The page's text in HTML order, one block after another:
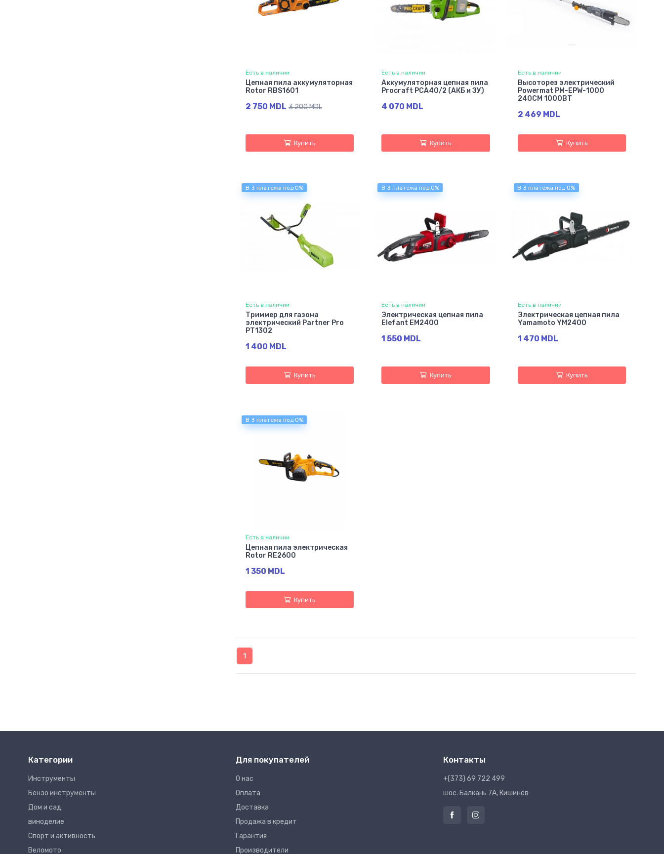
Есть в наличии
Цепная пила аккумуляторная
Rotor RBS1601
2 750 MDL 3 200 MDL
Купить
Есть в наличии
Аккумуляторная цепная пила
Procraft PCA40/2 (АКБ и ЗУ)
4 070 MDL
Купить
Есть в наличии
Высоторез электрический
Powermat PM-EPW-1000
240СМ 1000ВТ
2 469 MDL
Купить
В 3 платежа под 0%
Есть в наличии
Триммер для газона
электрический Partner Pro
PT1302
1 400 MDL
Купить
В 3 платежа под 0%
Есть в наличии
Электрическая цепная пила
Elefant EM2400
1 550 MDL
Купить
В 3 платежа под 0%
Есть в наличии
Электрическая цепная пила
Yamamoto YM2400
1 470 MDL
Купить
В 3 платежа под 0%
Есть в наличии
Цепная пила электрическая
Rotor RE2600
1 350 MDL
Купить
1
Категории
Инструменты
Бензо инструменты
Дом и сад
виноделие
Спорт и активность
Веломото
Для покупателей
О нас
Оплата
Доставка
Продажа в кредит
Гарантия
Производители
Контакты
+(373) 69 722 499
шос. Балкань 7A, Кишинёв